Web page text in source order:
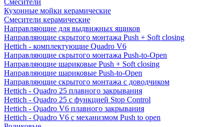
Смесители
Кухонные мойки керамические
Смесители керамические
Направляющие для выдвижных ящиков
Направляющие скрытого монтажа Push + Soft closing
Hettich - комплектующие Quadro V6
Направляющие скрытого монтажа Push-to-Open
Направляющие шариковые Push + Soft closing
Направляющие шариковые Push-to-Open
Направляющие скрытого монтажа с доводчиком
Hettich - Quadro 25 плавного закрывания
Hettich - Quadro 25 с функцией Stop Control
Hettich - Quadro V6 плавного закрывания
Hettich - Quadro V6 с механизмом Push to open